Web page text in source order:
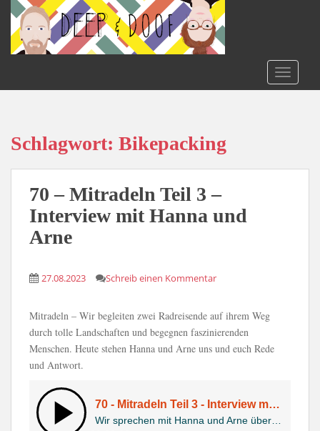
o
Schlagwort: Bikepacking
70 – Mitradeln Teil 3 –
Interview mit Hanna und
Arne
27.08.2023 Schreib einen Kommentar
Mitradeln – Wir begleiten zwei Radreisende auf ihrem Weg
durch tolle Landschaften und begegnen faszinierenden
Menschen. Heute stehen Hanna und Arne uns und euch Rede
und Antwort.